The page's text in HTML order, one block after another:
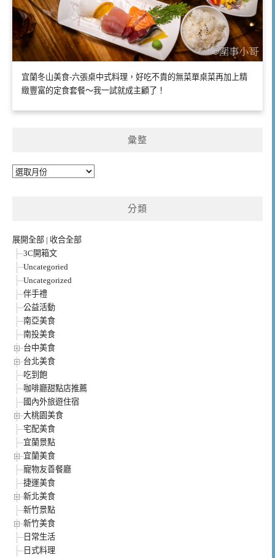
宜蘭冬山美食-六張桌中式料理，好吃不貴的無菜單桌菜再加上精
緻豐富的定食套餐～我一試就成主顧了！
彙整
彙
分類
展開全部 | 收合全部
3C開箱文
Uncategoried
Uncategorized
伴手禮
公益活動
南亞美食
南投美食
台中美食
台北美食
吃到飽
咖啡廳甜點店推薦
國內外旅遊住宿
大桃園美食
宅配美食
宜蘭景點
宜蘭美食
寵物友善餐廳
捷運美食
新北美食
新竹景點
新竹美食
日常生活
日式料理